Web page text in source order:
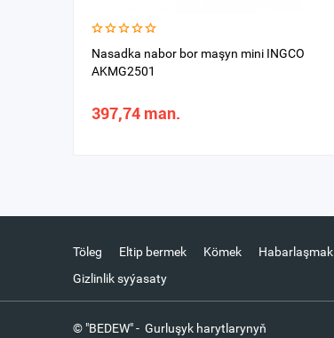
Nasadka nabor bor maşyn mini INGCO
AKMG2501
397,74 man.
Töleg Eltip bermek Kömek
Habarlaşmak
Gizlinlik syýasaty
© "BEDEW" - Gurluşyk harytlarynyň